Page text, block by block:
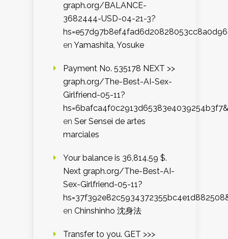
graph.org/BALANCE-
3682444-USD-04-21-3?
en Yamashita, Yosuke
Payment No. 535178 NEXT >>
graph.org/The-Best-AI-Sex-
Girlfriend-05-11?
hs=6bafca4f0c2913d65383e4039254b3f7&
en Ser Sensei de artes
marciales
Your balance is 36,814.59 $.
Next graph.org/The-Best-AI-
Sex-Girlfriend-05-11?
en Chinshinho 沈身法
Transfer to you. GET >>>